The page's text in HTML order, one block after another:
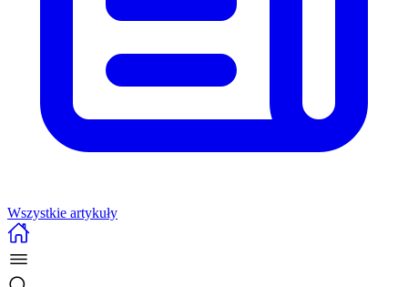
Wszystkie artykuły